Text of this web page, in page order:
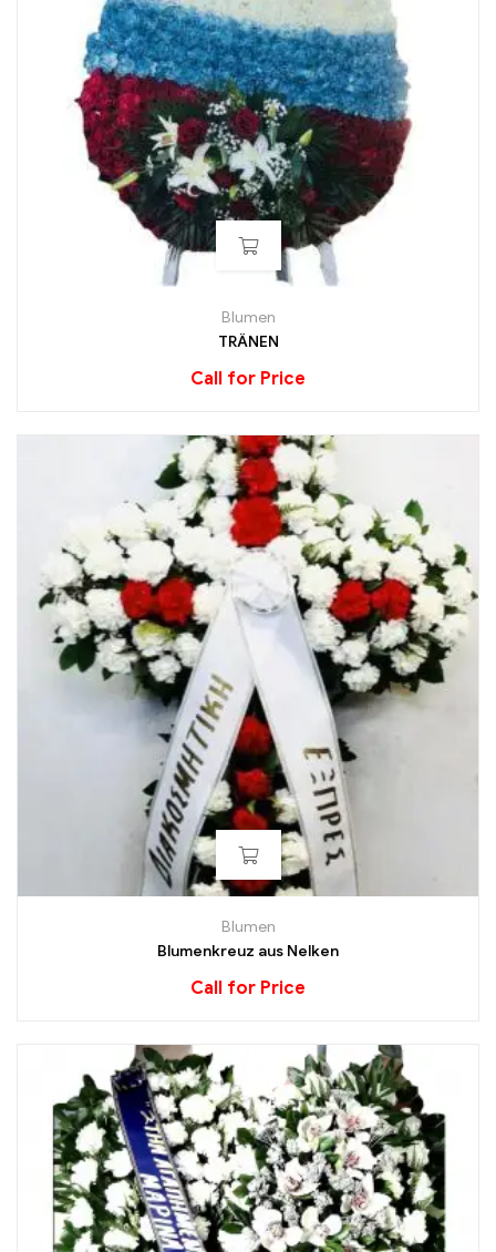
Blumen
TRÄNEN
Call for Price
Blumen
Blumenkreuz aus Nelken
Call for Price